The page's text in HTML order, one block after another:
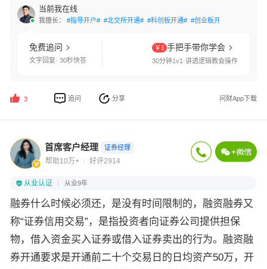
当前我在线
我擅长： #指导开户# #北交所开通# #科创板开通# #创业板开通#
免费追问
文字回复· 30秒快答
￥1 手把手带你学会
30分钟1v1·讲透逻辑教会操作
3 追问 分享 问财App下载
首席客户经理 证券经理
帮助10万+ 好评2914
从业认证 从业9年
融券什么时候必须还，是没有时间限制的，融资融券又
称“证券信用交易”，是指投资者向证券公司提供担保
物，借入资金买入证券或借入证券卖出的行为。融资融
券开通要求是开通前二十个交易日的日均资产50万，开